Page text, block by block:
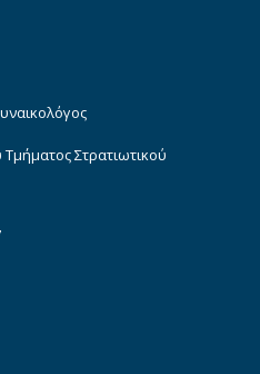
Τμήματος Στρατιωτικού